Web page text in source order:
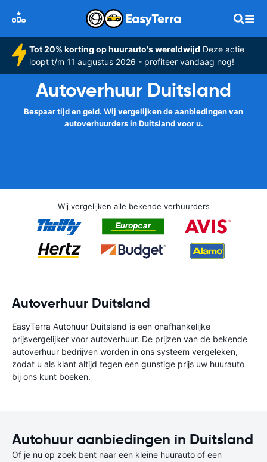
Tot 20% korting op huurauto's wereldwijd Deze actie
loopt t/m 11 augustus 2026 - profiteer vandaag nog!
Autoverhuur Duitsland
Bespaar tijd en geld. Wij vergelijken de aanbiedingen van
autoverhuurders in Duitsland voor u.
Wij vergelijken alle bekende verhuurders
Autoverhuur Duitsland
EasyTerra Autohuur Duitsland is een onafhankelijke
prijsvergelijker voor autoverhuur. De prijzen van de bekende
autoverhuur bedrijven worden in ons systeem vergeleken,
zodat u als klant altijd tegen een gunstige prijs uw huurauto
bij ons kunt boeken.
Autohuur aanbiedingen in Duitsland
Of je nu op zoek bent naar een kleine huurauto of een